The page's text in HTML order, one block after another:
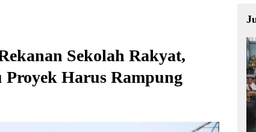
Sekolah Rakyat,
Proyek Harus Rampung